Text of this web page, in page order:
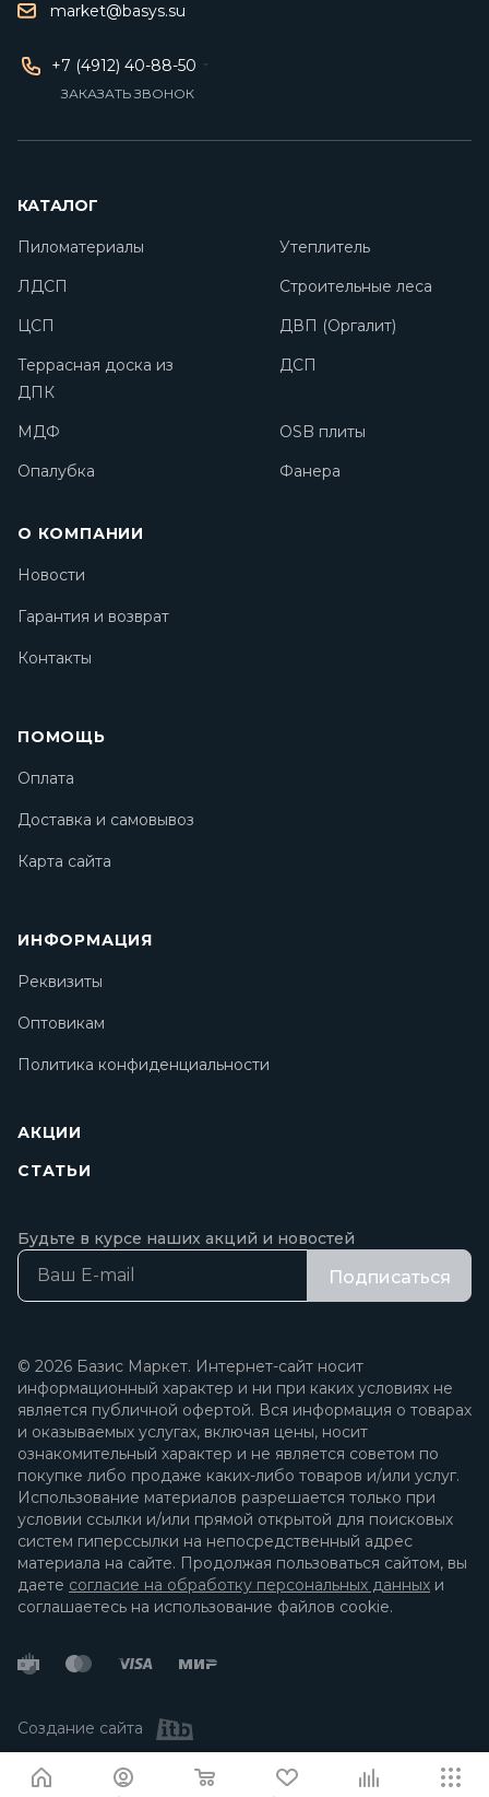
market@basys.su
+7 (4912) 40-88-50
ЗАКАЗАТЬ ЗВОНОК
КАТАЛОГ
Пиломатериалы
Утеплитель
ЛДСП
Строительные леса
ЦСП
ДВП (Оргалит)
Террасная доска из
ДПК
ДСП
МДФ
OSB плиты
Опалубка
Фанера
О КОМПАНИИ
Новости
Гарантия и возврат
Контакты
ПОМОЩЬ
Оплата
Доставка и самовывоз
Карта сайта
ИНФОРМАЦИЯ
Реквизиты
Оптовикам
Политика конфиденциальности
АКЦИИ
СТАТЬИ
Будьте в курсе наших акций и новостей
Подписаться
© 2026 Базис Маркет. Интернет-сайт носит
информационный характер и ни при каких условиях не
является публичной офертой. Вся информация о товарах
и оказываемых услугах, включая цены, носит
ознакомительный характер и не является советом по
покупке либо продаже каких-либо товаров и/или услуг.
Использование материалов разрешается только при
условии ссылки и/или прямой открытой для поисковых
систем гиперссылки на непосредственный адрес
материала на сайте. Продолжая пользоваться сайтом, вы
даете согласие на обработку персональных данных и
соглашаетесь на использование файлов cookie.
Создание сайта
Мы используем файлы cookie. Подробнее Я согласен